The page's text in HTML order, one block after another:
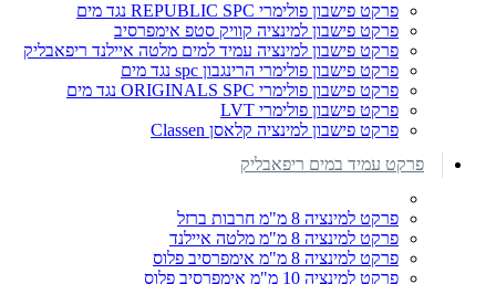
פרקט פישבון פולימרי REPUBLIC SPC נגד מים
פרקט פישבון למינציה קוויק סטפ אימפרסיב
פרקט פישבון למינציה עמיד למים מלטה איילנד ריפאבליק
פרקט פישבון פולימרי הרינגבון spc נגד מים
פרקט פישבון פולימרי ORIGINALS SPC נגד מים
פרקט פישבון פולימרי LVT
פרקט פישבון למינציה קלאסן Classen
פרקט עמיד במים ריפאבליק
פרקט למינציה 8 מ"מ חרבות ברזל
פרקט למינציה 8 מ"מ מלטה איילנד
פרקט למינציה 8 מ"מ אימפרסיב פלוס
פרקט למינציה 10 מ"מ אימפרסיב פלוס